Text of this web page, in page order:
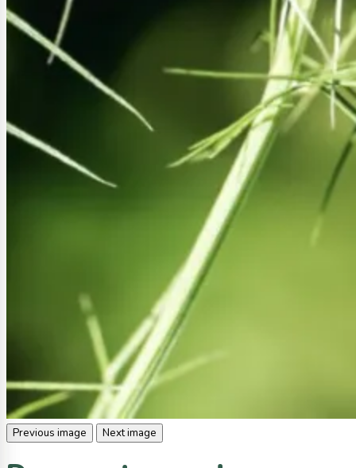
Previous image Next image